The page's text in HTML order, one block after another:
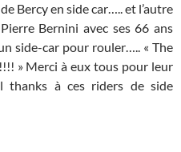
Bercy en side car….. et l’autre
Bernini avec ses 66 ans
side-car pour rouler….. « The
» Merci à eux tous pour leur
thanks à ces riders de side